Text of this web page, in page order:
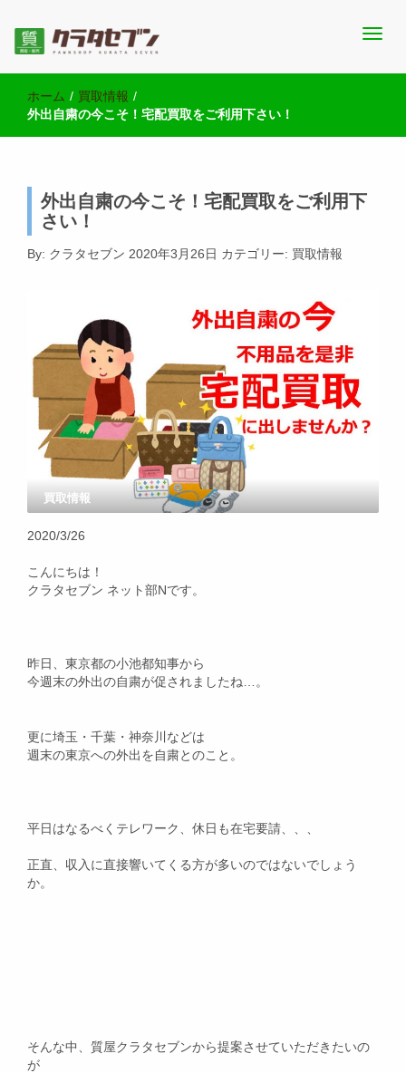
池袋の質屋クラタセブン 公式BLOG
績・販売商品情報や雑記をお届けします。
ホーム / 買取情報 /
外出自粛の今こそ！宅配買取をご利用下さい！
外出自粛の今こそ！宅配買取をご利用下
さい！
By: クラタセブン 2020年3月26日 カテゴリー: 買取情報
買取情報
2020/3/26
こんにちは！
クラタセブン ネット部Nです。
昨日、東京都の小池都知事から
今週末の外出の自粛が促されましたね…。
更に埼玉・千葉・神奈川などは
週末の東京への外出を自粛とのこと。
平日はなるべくテレワーク、休日も在宅要請、、、
正直、収入に直接響いてくる方が多いのではないでしょう
か。
そんな中、質屋クラタセブンから提案させていただきたいの
が